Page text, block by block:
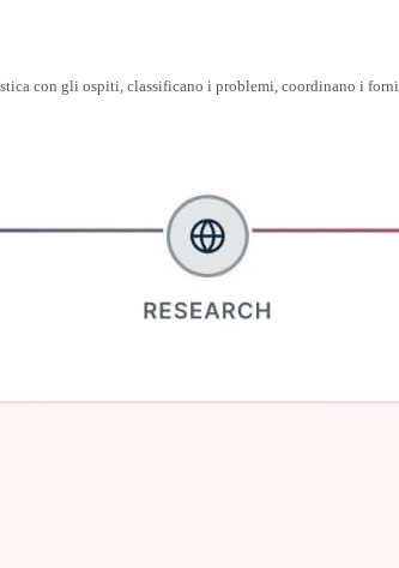
con gli ospiti, classificano i problemi, coordinano i